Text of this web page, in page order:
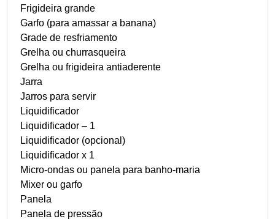
Frigideira grande
Garfo (para amassar a banana)
Grade de resfriamento
Grelha ou churrasqueira
Grelha ou frigideira antiaderente
Jarra
Jarros para servir
Liquidificador
Liquidificador – 1
Liquidificador (opcional)
Liquidificador x 1
Micro-ondas ou panela para banho-maria
Mixer ou garfo
Panela
Panela de pressão